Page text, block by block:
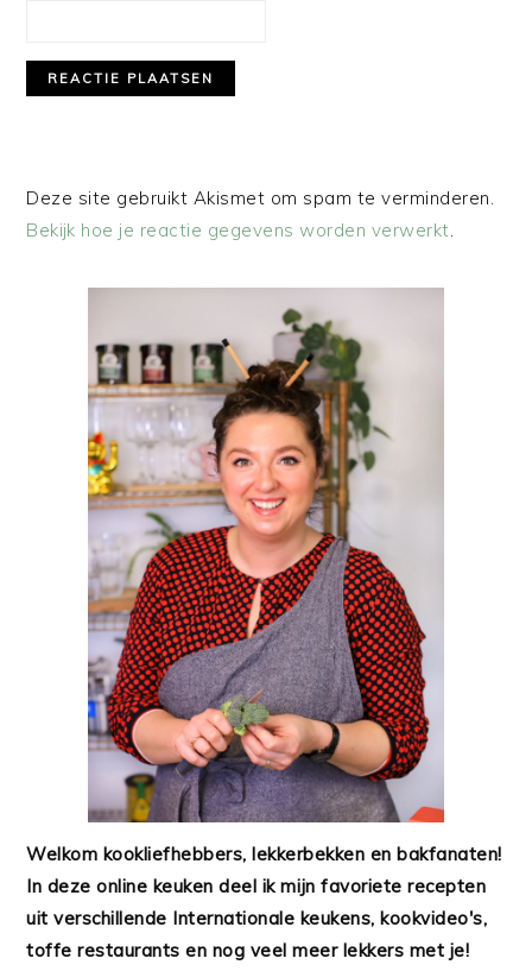
Deze site gebruikt Akismet om spam te verminderen.
Bekijk hoe je reactie gegevens worden verwerkt.
Welkom kookliefhebbers, lekkerbekken en bakfanaten!
In deze online keuken deel ik mijn favoriete recepten
uit verschillende Internationale keukens, kookvideo's,
toffe restaurants en nog veel meer lekkers met je!